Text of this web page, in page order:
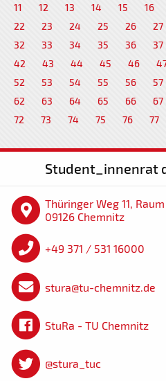
11
12 13 14 15 16
22
23 24 25 26 27
32
33 34 35 36 37
42
43 44 45 46
52
53 54 55 56 57
62
63 64 65 66 67
72
73 74 75 76 77
Student_innenrat
Thüringer Weg 11,
09126 Chemnitz
+49 371 / 531 16000
stura@tu-chemnitz.de
StuRa - TU Chemnitz
@stura_tuc